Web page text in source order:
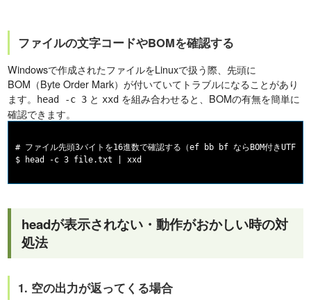
ファイルの文字コードやBOMを確認する
Windowsで作成されたファイルをLinuxで扱う際、先頭に
BOM（Byte Order Mark）が付いていてトラブルになることがあり
ます。
head -c 3 と xxd を組み合わせると、BOMの有無を簡単に
確認できます。
# ファイル先頭3バイトを16進数で確認する（ef bb bf ならBOM付きUTF-8
headが表示されない・動作がおかしい時の対
処法
1. 空の出力が返ってくる場合